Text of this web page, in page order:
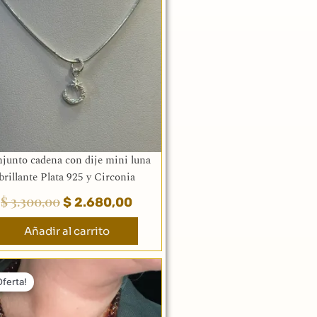
cadena con dije mini luna
brillante Plata 925 y Circonia
$3.300,00
era:
$ 3.300,00.
$2.680,00
es:
$ 2.680,00.
Añadir al carrito
precio
original
precio
actual